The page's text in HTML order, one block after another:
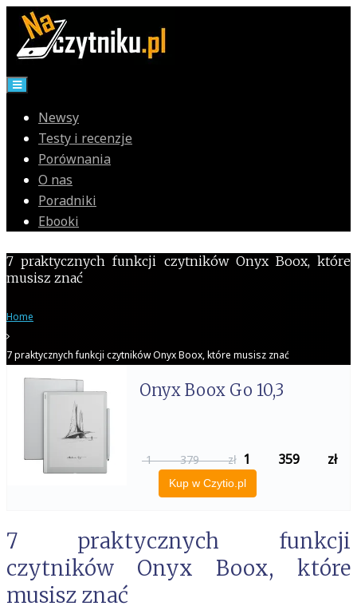
Skip
content
Newsy
Testy i recenzje
Porównania
O nas
Poradniki
Ebooki
7 praktycznych funkcji czytników Onyx Boox, które
musisz znać
Home
7 praktycznych funkcji czytników Onyx Boox, które musisz znać
Onyx Boox Go 10,3
1 379 zł 1 359zł
Kup w Czytio.pl
7 praktycznych funkcji
czytników Onyx Boox, które
musisz znać